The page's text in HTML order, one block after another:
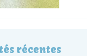
récentes